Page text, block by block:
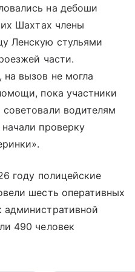
на дебоши
Шахтах члены
Ленскую стульями
части.
вызов не могла
пока участники
водителям
проверку
году полицейские
шесть оперативных
490 человек